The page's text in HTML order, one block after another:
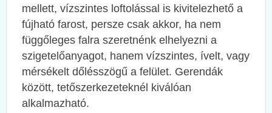
mellett, vízszintes loftolással is kivitelezhető a
fújható farost, persze csak akkor, ha nem
függőleges falra szeretnénk elhelyezni a
szigetelőanyagot, hanem vízszintes, ívelt, vagy
mérsékelt dőlésszögű a felület. Gerendák
között, tetőszerkezeteknél kiválóan
alkalmazható.